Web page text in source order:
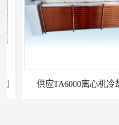
供应TA6000离心机冷却器